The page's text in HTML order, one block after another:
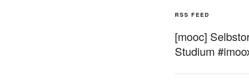
RSS FEED
[mooc]
Studium